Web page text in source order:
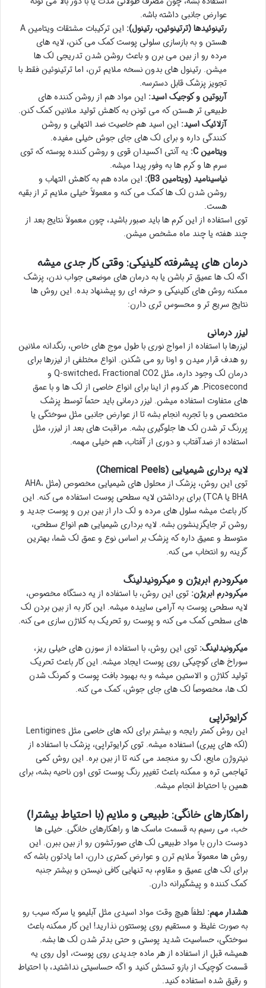
عوارض جانبی داشته باشه.
رتینوئیدها (ترتینوئین، رتینول):
این ترکیبات مشتقات ویتامین A
هستن و به بازسازی سلولی پوست کمک می کنن، لایه های
مرده رو از بین می برن و باعث روشن شدن تدریجی لک ها
میشن. رتینول های بدون نسخه ملایم ترن، اما ترتینوئین فقط با
تجویز پزشک قابل دسترسه.
آربوتین و کوجیک اسید: این مواد هم از روشن کننده های
طبیعی تر هستن که می تونن به کاهش تولید ملانین کمک کنن.
آزلائیک اسید: این اسید هم خاصیت ضد التهابی و روشن
کنندگی داره و برای لک های جای جوش خیلی مفیده.
ویتامین C:
یه آنتی اکسیدان قوی و روشن کننده پوسته که توی
سرم ها و کرم ها به وفور پیدا میشه.
نیاسینامید (ویتامین B3):
این ماده هم به کاهش التهاب و
روشن شدن لک ها کمک می کنه و معمولاً خیلی ملایم تر از بقیه
هست.
توی استفاده از این کرم ها باید صبور باشید، چون معمولاً نتایج بعد از
چند هفته یا چند ماه مشخص میشن.
درمان های پیشرفته کلینیکی: وقتی کار جدی میشه
اگه لک ها عمیق تر باشن یا به درمان های موضعی جواب ندن، پزشک
ممکنه روش های کلینیکی و حرفه ای رو پیشنهاد بده. این روش ها
نتایج سریع تر و محسوس تری دارن:
لیزر درمانی
لیزرها با استفاده از امواج نوری با طول موج های خاص، رنگدانه ملانین
رو هدف قرار میدن و اونا رو می شکنن. انواع مختلفی از لیزرها برای
درمان لک وجود داره، مثل Q-switched، Fractional CO2 و
Picosecond. هر کدوم از اینا برای انواع خاصی از لک ها و با عمق
های متفاوت استفاده میشن. لیزر درمانی باید حتماً توسط پزشک
متخصص و با تجربه انجام بشه تا از عوارض جانبی مثل سوختگی یا
پررنگ تر شدن لک ها جلوگیری بشه. مراقبت های بعد از لیزر، مثل
استفاده از ضدآفتاب و دوری از آفتاب، هم خیلی مهمه.
لایه برداری شیمیایی (Chemical Peels)
توی این روش، پزشک از محلول های شیمیایی مخصوص (مثل AHA،
BHA یا TCA) برای برداشتن لایه سطحی پوست استفاده می کنه. این
کار باعث میشه سلول های مرده و لک دار از بین برن و پوست جدید و
روشن تر جایگزینشون بشه. لایه برداری شیمیایی هم انواع سطحی،
متوسط و عمیق داره که پزشک بر اساس نوع و عمق لک شما، بهترین
گزینه رو انتخاب می کنه.
میکرودرم ابریژن و میکرونیدلینگ
میکرودرم ابریژن: توی این روش، با استفاده از یه دستگاه مخصوص،
لایه سطحی پوست به آرامی ساییده میشه. این کار به از بین بردن لک
های سطحی کمک می کنه و پوست رو تحریک به کلاژن سازی می کنه.
میکرونیدلینگ: توی این روش، با استفاده از سوزن های خیلی ریز،
سوراخ های کوچیکی روی پوست ایجاد میشه. این کار باعث تحریک
تولید کلاژن و الاستین میشه و به بهبود بافت پوست و کمرنگ شدن
لک ها، مخصوصاً لک های جای جوش، کمک می کنه.
کرایوتراپی
این روش کمتر رایجه و بیشتر برای لکه های خاصی مثل Lentigines
(لکه های پیری) استفاده میشه. توی کرایوتراپی، پزشک با استفاده از
نیتروژن مایع، لک رو منجمد می کنه تا از بین بره. این روش کمی
تهاجمی تره و ممکنه باعث تغییر رنگ پوست توی اون ناحیه بشه، برای
همین با احتیاط انجام میشه.
راهکارهای خانگی: طبیعی و ملایم (با احتیاط بیشتر!)
خب، می رسیم به قسمت ماسک ها و راهکارهای خانگی. خیلی ها
دوست دارن با مواد طبیعی لک های صورتشون رو از بین ببرن. این
روش ها معمولاً ملایم ترن و عوارض کمتری دارن، اما یادتون باشه که
برای لک های عمیق و مقاوم، به تنهایی کافی نیستن و بیشتر جنبه
کمک کننده و پیشگیرانه دارن.
هشدار مهم: لطفاً هیچ وقت مواد اسیدی مثل آبلیمو یا سرکه سیب رو
به صورت غلیظ و مستقیم روی پوستتون نذارید! این کار ممکنه باعث
سوختگی، حساسیت شدید پوستی و حتی بدتر شدن لک ها بشه.
همیشه قبل از استفاده از هر ماده جدیدی روی پوست، اول روی یه
قسمت کوچیک از بازو تستش کنید و اگه حساسیتی نداشتید، با احتیاط
و رقیق شده استفاده کنید.